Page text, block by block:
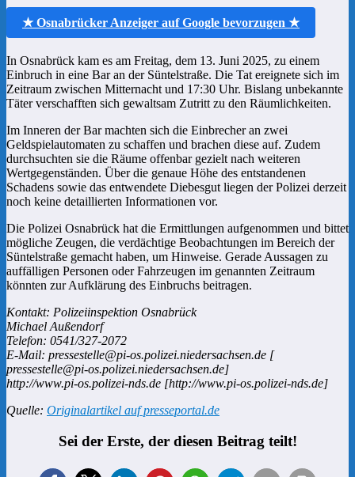
★ Osnabrücker Anzeiger auf Google bevorzugen ★
In Osnabrück kam es am Freitag, dem 13. Juni 2025, zu einem
Einbruch in eine Bar an der Süntelstraße. Die Tat ereignete sich im
Zeitraum zwischen Mitternacht und 17:30 Uhr. Bislang unbekannte
Täter verschafften sich gewaltsam Zutritt zu den Räumlichkeiten.
Im Inneren der Bar machten sich die Einbrecher an zwei
Geldspielautomaten zu schaffen und brachen diese auf. Zudem
durchsuchten sie die Räume offenbar gezielt nach weiteren
Wertgegenständen. Über die genaue Höhe des entstandenen
Schadens sowie das entwendete Diebesgut liegen der Polizei derzeit
noch keine detaillierten Informationen vor.
Die Polizei Osnabrück hat die Ermittlungen aufgenommen und bittet
mögliche Zeugen, die verdächtige Beobachtungen im Bereich der
Süntelstraße gemacht haben, um Hinweise. Gerade Aussagen zu
auffälligen Personen oder Fahrzeugen im genannten Zeitraum
könnten zur Aufklärung des Einbruchs beitragen.
Kontakt: Polizeiinspektion Osnabrück
Michael Außendorf
Telefon: 0541/327-2072
E-Mail: pressestelle@pi-os.polizei.niedersachsen.de [
pressestelle@pi-os.polizei.niedersachsen.de]
http://www.pi-os.polizei-nds.de [http://www.pi-os.polizei-nds.de]
Quelle: Originalartikel auf presseportal.de
Sei der Erste, der diesen Beitrag teilt!